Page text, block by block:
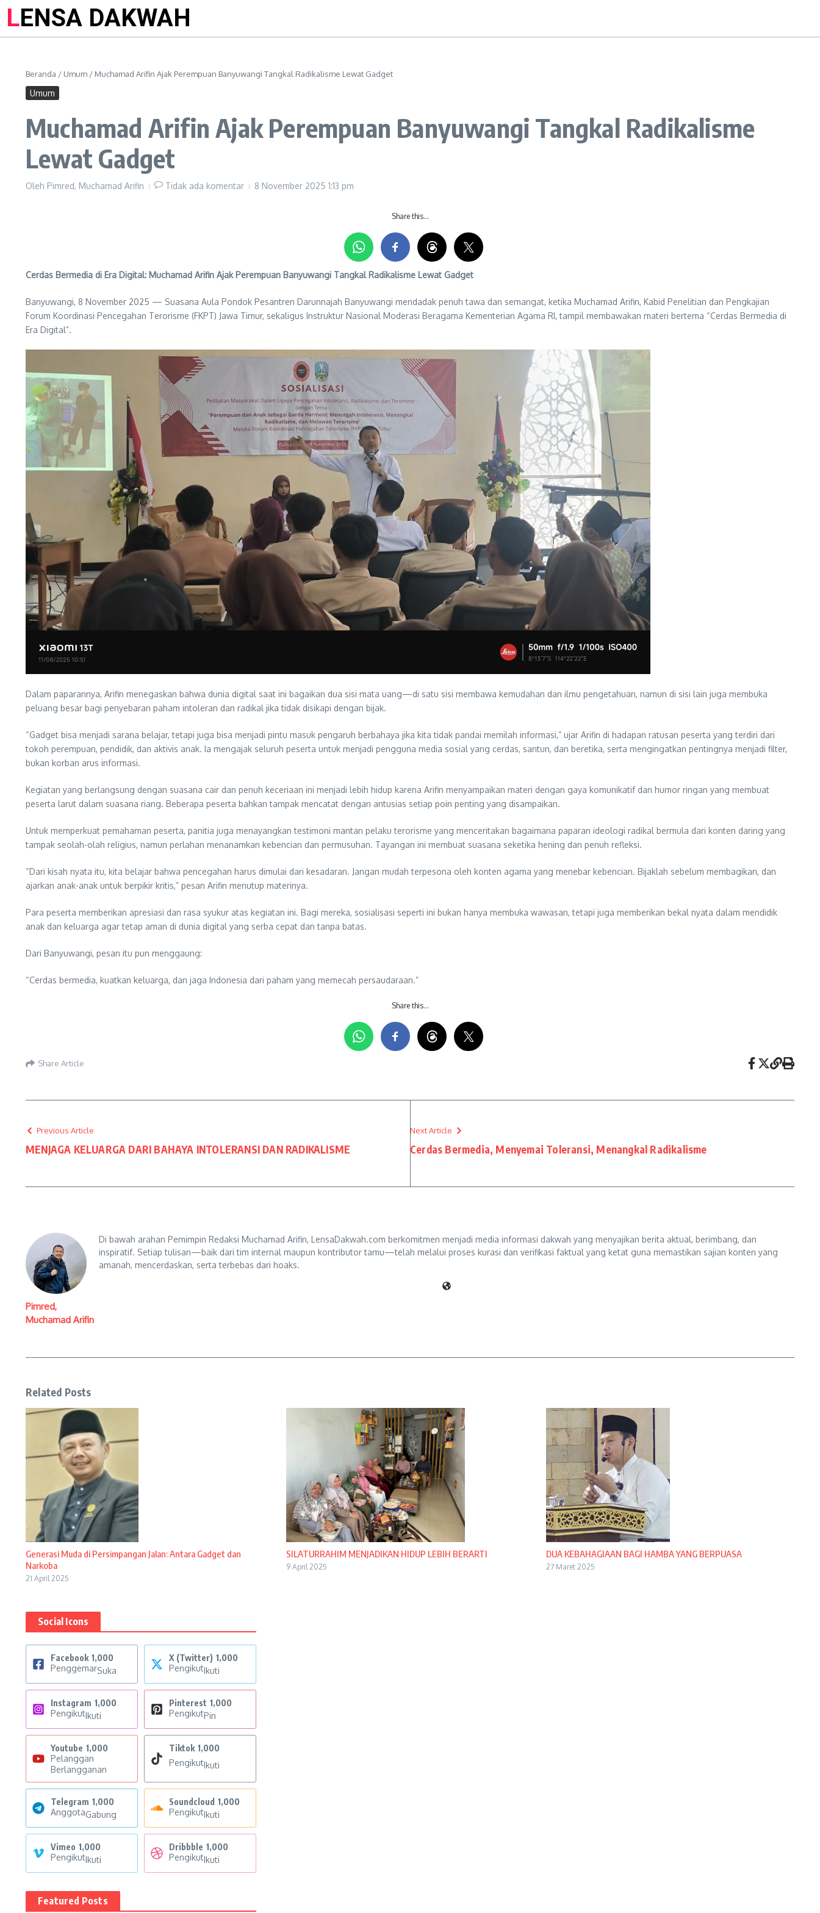
LENSA DAKWAH
Beranda / Umum / Muchamad Arifin Ajak Perempuan Banyuwangi Tangkal Radikalisme Lewat Gadget
Umum
Muchamad Arifin Ajak Perempuan Banyuwangi Tangkal Radikalisme
Lewat Gadget
Oleh Pimred, Muchamad Arifin Tidak ada komentar 8 November 2025 1:13 pm
Share this…
Cerdas Bermedia di Era Digital: Muchamad Arifin Ajak Perempuan Banyuwangi Tangkal Radikalisme Lewat Gadget
Banyuwangi, 8 November 2025 — Suasana Aula Pondok Pesantren Darunnajah Banyuwangi mendadak penuh tawa dan semangat, ketika Muchamad Arifin, Kabid Penelitian dan Pengkajian
Forum Koordinasi Pencegahan Terorisme (FKPT) Jawa Timur, sekaligus Instruktur Nasional Moderasi Beragama Kementerian Agama RI, tampil membawakan materi bertema “Cerdas Bermedia di
Era Digital”.
Dalam paparannya, Arifin menegaskan bahwa dunia digital saat ini bagaikan dua sisi mata uang—di satu sisi membawa kemudahan dan ilmu pengetahuan, namun di sisi lain juga membuka
peluang besar bagi penyebaran paham intoleran dan radikal jika tidak disikapi dengan bijak.
“Gadget bisa menjadi sarana belajar, tetapi juga bisa menjadi pintu masuk pengaruh berbahaya jika kita tidak pandai memilah informasi,” ujar Arifin di hadapan ratusan peserta yang terdiri dari
tokoh perempuan, pendidik, dan aktivis anak. Ia mengajak seluruh peserta untuk menjadi pengguna media sosial yang cerdas, santun, dan beretika, serta mengingatkan pentingnya menjadi filter,
bukan korban arus informasi.
Kegiatan yang berlangsung dengan suasana cair dan penuh keceriaan ini menjadi lebih hidup karena Arifin menyampaikan materi dengan gaya komunikatif dan humor ringan yang membuat
peserta larut dalam suasana riang. Beberapa peserta bahkan tampak mencatat dengan antusias setiap poin penting yang disampaikan.
Untuk memperkuat pemahaman peserta, panitia juga menayangkan testimoni mantan pelaku terorisme yang menceritakan bagaimana paparan ideologi radikal bermula dari konten daring yang
tampak seolah-olah religius, namun perlahan menanamkan kebencian dan permusuhan. Tayangan ini membuat suasana seketika hening dan penuh refleksi.
“Dari kisah nyata itu, kita belajar bahwa pencegahan harus dimulai dari kesadaran. Jangan mudah terpesona oleh konten agama yang menebar kebencian. Bijaklah sebelum membagikan, dan
ajarkan anak-anak untuk berpikir kritis,” pesan Arifin menutup materinya.
Para peserta memberikan apresiasi dan rasa syukur atas kegiatan ini. Bagi mereka, sosialisasi seperti ini bukan hanya membuka wawasan, tetapi juga memberikan bekal nyata dalam mendidik
anak dan keluarga agar tetap aman di dunia digital yang serba cepat dan tanpa batas.
Dari Banyuwangi, pesan itu pun menggaung:
“Cerdas bermedia, kuatkan keluarga, dan jaga Indonesia dari paham yang memecah persaudaraan.”
Share this…
Share Article
Previous Article
MENJAGA KELUARGA DARI BAHAYA INTOLERANSI DAN RADIKALISME
Next Article
Cerdas Bermedia, Menyemai Toleransi, Menangkal Radikalisme
Pimred,
Muchamad Arifin
Di bawah arahan Pemimpin Redaksi Muchamad Arifin, LensaDakwah.com berkomitmen menjadi media informasi dakwah yang menyajikan berita aktual, berimbang, dan
inspiratif. Setiap tulisan—baik dari tim internal maupun kontributor tamu—telah melalui proses kurasi dan verifikasi faktual yang ketat guna memastikan sajian konten yang
amanah, mencerdaskan, serta terbebas dari hoaks.
Related Posts
Generasi Muda di Persimpangan Jalan: Antara Gadget dan
Narkoba
21 April 2025
SILATURRAHIM MENJADIKAN HIDUP LEBIH BERARTI
9 April 2025
DUA KEBAHAGIAAN BAGI HAMBA YANG BERPUASA
27 Maret 2025
Social Icons
Facebook 1,000
PenggemarSuka
X (Twitter) 1,000
PengikutIkuti
Instagram 1,000
PengikutIkuti
Pinterest 1,000
PengikutPin
Youtube 1,000
Pelanggan
Berlangganan
Tiktok 1,000
PengikutIkuti
Telegram 1,000
AnggotaGabung
Soundcloud 1,000
PengikutIkuti
Vimeo 1,000
PengikutIkuti
Dribbble 1,000
PengikutIkuti
Featured Posts